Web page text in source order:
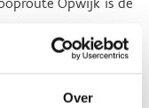
Over
je loop in het